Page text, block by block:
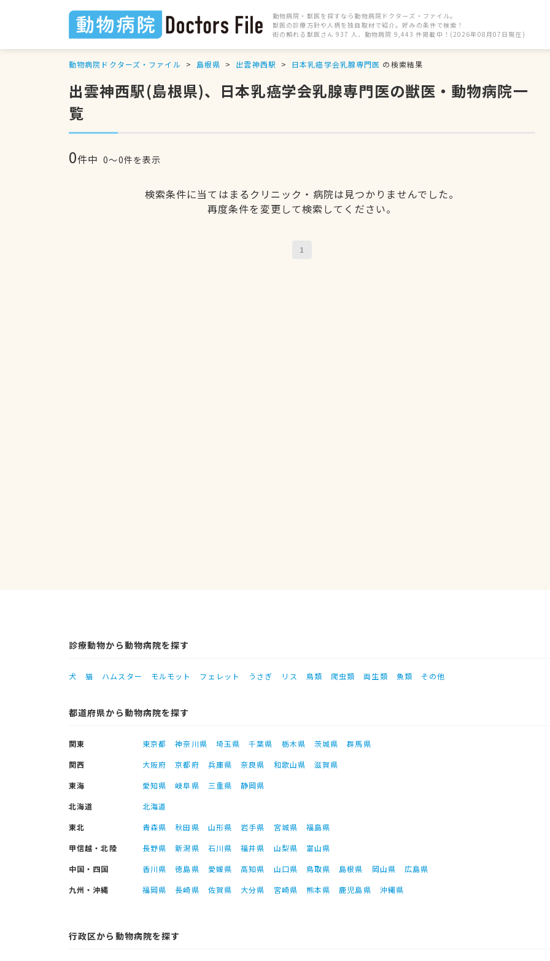
動物病院・獣医を探すなら動物病院ドクターズ・ファイル。
獣医の診療方針や人柄を独自取材で紹介。好みの条件で検索！
街の頼れる獣医さん 937 人、動物病院 9,443 件掲載中！(2026年08月07日現在)
動物病院ドクターズ・ファイル 島根県 出雲神西駅 日本乳癌学会乳腺専門医 の検索結果
出雲神西駅(島根県)、日本乳癌学会乳腺専門医の獣医・動物病院一
覧
0件中 0〜0件を表示
検索条件に当てはまるクリニック・病院は見つかりませんでした。
再度条件を変更して検索してください。
1
診療動物から動物病院を探す
犬 猫 ハムスター モルモット フェレット うさぎ リス 鳥類 爬虫類 両生類 魚類 その他
都道府県から動物病院を探す
関東 東京都 神奈川県 埼玉県 千葉県 栃木県 茨城県
群馬県
関西
大阪府 京都府 兵庫県 奈良県 和歌山県
滋賀県
東海
愛知県 岐阜県 三重県
静岡県
北海道
北海道
東北
青森県 秋田県 山形県 岩手県 宮城県
福島県
甲信越・北陸
長野県 新潟県 石川県 福井県 山梨県
富山県
中国・四国
香川県 徳島県 愛媛県 高知県 山口県 鳥取県 島根県 岡山県
広島県
九州・沖縄
福岡県 長崎県 佐賀県 大分県 宮崎県 熊本県 鹿児島県 沖縄県
行政区から動物病院を探す